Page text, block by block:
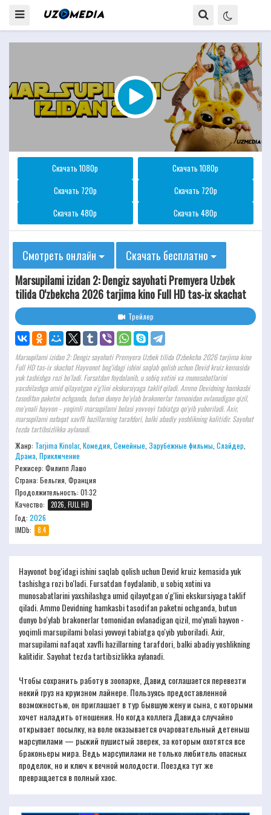
Скачать 1080p
Скачать 1080p
Скачать 720p
Скачать 720p
Скачать 480p
Скачать 480p
Смотреть онлайн
Скачать бесплатно
Marsupilami izidan 2: Dengiz sayohati Premyera Uzbek
tilida O'zbekcha 2026 tarjima kino Full HD tas-ix skachat
Трейлер
Marsupilami izidan 2: Dengiz sayohati Premyera Uzbek tilida O'zbekcha 2026 tarjima kino
Full HD tas-ix skachat Hayvonot bog'idagi ishini saqlab qolish uchun Devid kruiz kemasida
yuk tashishga rozi bo'ladi. Fursatdan foydalanib, u sobiq xotini va munosabatlarini
yaxshilashga umid qilayotgan o'g'lini ekskursiyaga taklif qiladi. Ammo Devidning hamkasbi
tasodifan paketni ochganda, butun dunyo bo'ylab brakonerlar tomonidan ovlanadigan qizil,
mo'ynali hayvon - yoqimli marsupilami bolasi yovvoyi tabiatga qo'yib yuboriladi. Axir,
marsupilami nafaqat xavfli hazillarning tarafdori, balki abadiy yoshlikning kalitidir. Sayohat
tezda tartibsizlikka aylanadi.
Жанр: Tarjima Kinolar, Комедия Семейные Зарубежные фильмы Слайдер
Драма Приключение
Режисер: Филипп Лашо
Страна: Бельгия, Франция
Продолжительность: 01:32
Качество:
2026, FULL HD
Год: 2026
IMDb:
8.4
Hayvonot bog'idagi ishini saqlab qolish uchun Devid kruiz kemasida yuk
tashishga rozi bo'ladi. Fursatdan foydalanib, u sobiq xotini va
munosabatlarini yaxshilashga umid qilayotgan o'g'lini ekskursiyaga taklif
qiladi. Ammo Devidning hamkasbi tasodifan paketni ochganda, butun
dunyo bo'ylab brakonerlar tomonidan ovlanadigan qizil, mo'ynali hayvon -
yoqimli marsupilami bolasi yovvoyi tabiatga qo'yib yuboriladi. Axir,
marsupilami nafaqat xavfli hazillarning tarafdori, balki abadiy yoshlikning
kalitidir. Sayohat tezda tartibsizlikka aylanadi.
Чтобы сохранить работу в зоопарке, Давид соглашается перевезти
некий груз на круизном лайнере. Пользуясь предоставленной
возможностью, он приглашает в тур бывшую жену и сына, с которыми
хочет наладить отношения. Но когда коллега Давида случайно
открывает посылку, на воле оказывается очаровательный детеныш
марсупилами — рыжий пушистый зверек, за которым охотятся все
браконьеры мира. Ведь марсупилами не только любитель опасных
проделок, но и ключ к вечной молодости. Поездка тут же
превращается в полный хаос.